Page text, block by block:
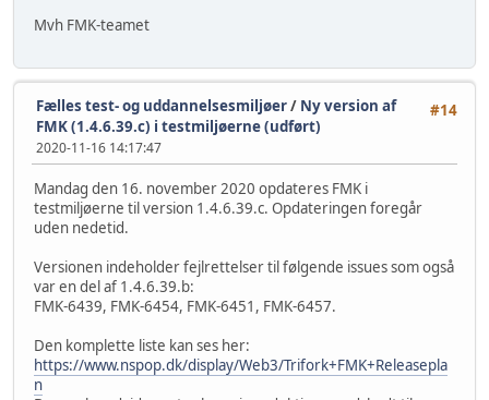
Mvh FMK-teamet
#14
Fælles test- og uddannelsesmiljøer/ Ny version af
FMK (1.4.6.39.c) i testmiljøerne (udført)
2020-11-16 14:17:47
Mandag den 16. november 2020 opdateres FMK i
testmiljøerne til version 1.4.6.39.c. Opdateringen foregår
uden nedetid.
Versionen indeholder fejlrettelser til følgende issues som også
var en del af 1.4.6.39.b:
FMK-6439, FMK-6454, FMK-6451, FMK-6457.
Den komplette liste kan ses her:
https://www.nspop.dk/display/Web3/Trifork+FMK+Releasepla
n